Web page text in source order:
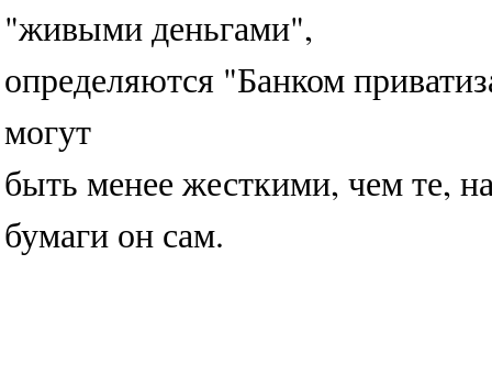
"живыми деньгами",
определяются "Банком
могут
быть менее жесткими, чем те,
бумаги он сам.